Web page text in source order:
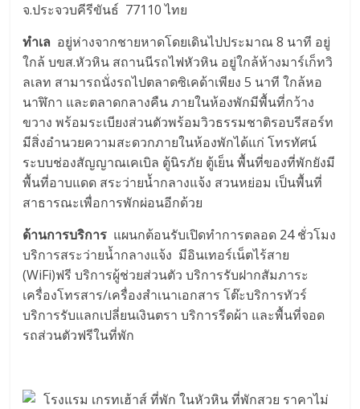
จ.ประจวบคีรีขันธ์ 77110 ไทย
ทำเล อยู่ห่างจากชายหาดโดยเดินไปประมาณ 8 นาที อยู่
ใกล้ บขส.หัวหิน สถานนีรถไฟหัวหิน อยู่ใกล้ห้างมาร์เก็ทวิ
ลเลท สามารถนั่งรถไปตลาดซิเคด้าเพียง 5 นาที ใกล้หอ
นาฬิกา และตลาดกลางคืน ภายในห้องพักมีพื้นที่กว้าง
ขวาง พร้อมระเบียงส่วนตัวพร้อมวิวธรรมชาติรอบรีสอร์ท
มีสิ่งอำนวยความสะดวกภายในห้องพักได้แก่ โทรทัศน์
ระบบช่องสัญญาณเคเบิล ตู้นิรภัย ตู้เย็น พื้นที่ของที่พักยังมี
พื้นที่อาบแดด สระว่ายน้ำกลางแจ้ง สวนหย่อม เป็นพื้นที่
สาธารณะเพื่อการพักผ่อนอีกด้วย
ด้านการบริการ แผนกต้อนรับเปิดทำการตลอด 24 ชั่วโมง
บริการสระว่ายน้ำกลางแจ้ง มีอินเทอร์เน็ตไร้สาย
(WiFi)ฟรี บริการผู้ช่วยส่วนตัว บริการรับฝากสัมภาระ
เครื่องโทรสาร/เครื่องสำเนาเอกสาร โต๊ะบริการทัวร์
บริการรับแลกเปลี่ยนเงินตรา บริการรีดผ้า และพื้นที่จอด
รถส่วนตัวฟรีในที่พัก